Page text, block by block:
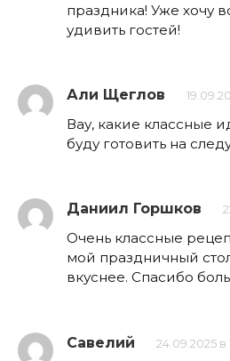
праздника! Уже хочу
удивить гостей!
Али Щеглов
Вау, какие классные
буду готовить на
Даниил Горшков
Очень классные
мой праздничный
вкуснее. Спасибо
Савелий 24.09.2025 в